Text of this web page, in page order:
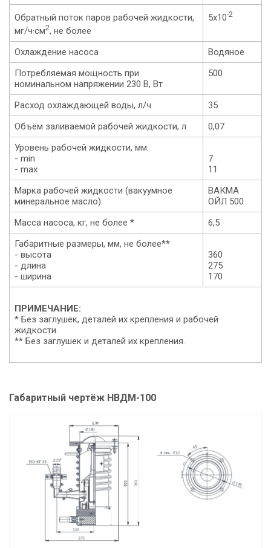
Обратный поток паров рабочей жидкости,
мг/ч·см2, не более
5х10-2
Охлаждение насоса
Водяное
Потребляемая мощность при
номинальном напряжении 230 В, Вт
500
Расход охлаждающей воды, л/ч
35
Объём заливаемой рабочей жидкости, л
0,07
Уровень рабочей жидкости, мм:
- min
- max
7
11
Марка рабочей жидкости (вакуумное
минеральное масло)
ВАКМА
ОЙЛ 500
Масса насоса, кг, не более *
6,5
Габаритные размеры, мм, не более**
- высота
- длина
- ширина
360
275
170
ПРИМЕЧАНИЕ:
* Без заглушек, деталей их крепления и рабочей
жидкости.
** Без заглушек и деталей их крепления.
Габаритный чертёж НВДМ-100